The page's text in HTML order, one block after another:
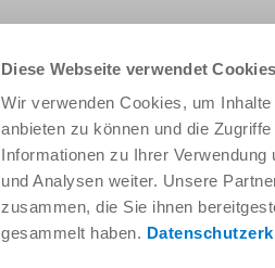
Diese Webseite verwendet Cookies
Wir verwenden Cookies, um
anbieten zu können und die
Informationen zu Ihrer
und Analysen weiter. Unsere
zusammen, die Sie ihnen
gesammelt haben.